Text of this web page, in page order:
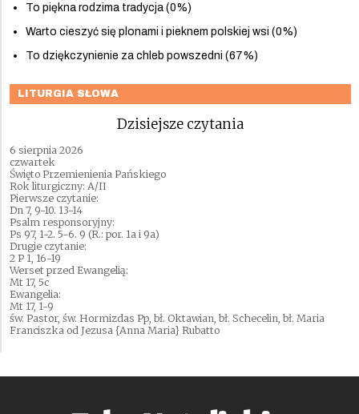
To piękna rodzima tradycja (0%)
Warto cieszyć się plonami i pieknem polskiej wsi (0%)
To dziękczynienie za chleb powszedni (67%)
LITURGIA SŁOWA
Dzisiejsze czytania
6 sierpnia 2026
czwartek
Święto Przemienienia Pańskiego
Rok liturgiczny: A/II
Pierwsze czytanie:
Dn 7, 9-10. 13-14
Psalm responsoryjny:
Ps 97, 1-2. 5-6. 9 (R.: por. 1a i 9a)
Drugie czytanie:
2 P 1, 16-19
Werset przed Ewangelią:
Mt 17, 5c
Ewangelia:
Mt 17, 1-9
św. Pastor, św. Hormizdas Pp, bł. Oktawian, bł. Schecelin, bł. Maria
Franciszka od Jezusa {Anna Maria} Rubatto